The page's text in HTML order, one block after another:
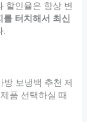
할인율은 항상 변
를 터치해서 최신
.
보냉백 추천 제
품 선택하실 때